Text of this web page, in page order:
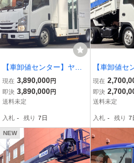
【車卸値センター】ヤフ
オク特価!エルフ-32度設
定超低温冷蔵冷凍車 移動
販売車 積載1950kg商品陳
現在 3,890,000円
即決 3,890,000円
送料未定
入札 - 残り 7日
【車卸値セ
オク特価!エ
強化ダンプ
ン未満免許
現在
即決
送料未定
入札 - 残り 7
NEW